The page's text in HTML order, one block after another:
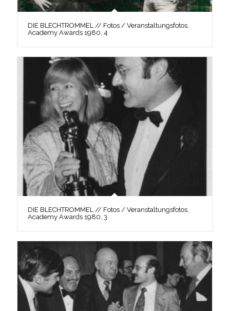
DIE BLECHTROMMEL // Fotos / Veranstaltungsfotos,
Academy Awards 1980, 4
DIE BLECHTROMMEL // Fotos / Veranstaltungsfotos,
Academy Awards 1980, 3